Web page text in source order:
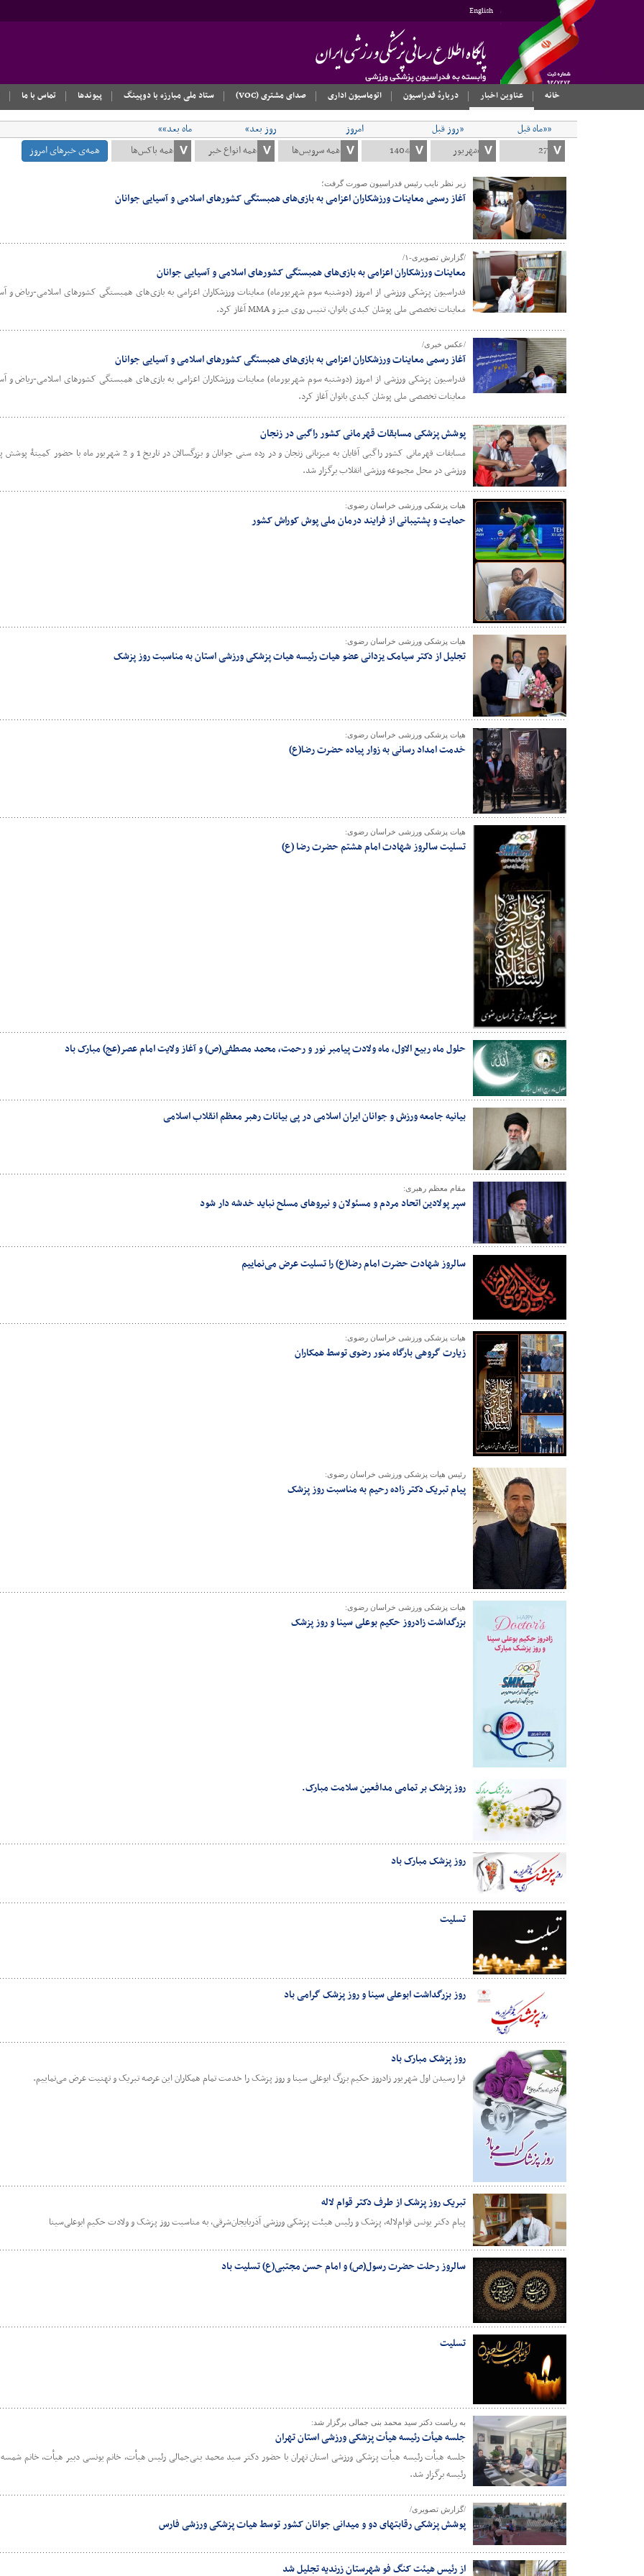
English
خانه
عناوین اخبار دربارهٔ فدراسیون اتوماسیون اداری صدای مشتری (VOC) ستاد ملی مبارزه با دوپینگ پیوندها تماس با ما
««ماه قبل «روز قبل امروز روز بعد»
ماه بعد»»
همه‌ی خبرهای امروز
زیر نظر نایب رئیس فدراسیون صورت گرفت؛
آغاز رسمی معاینات ورزشکاران اعزامی به بازی‌های همبستگی کشورهای اسلامی و آسیایی جوانان
/گزارش تصویری-۱/
معاینات ورزشکاران اعزامی به بازی‌های همبستگی کشورهای اسلامی و آسیایی جوانان
فدراسیون پزشکی ورزشی از امروز (دوشنبه سوم شهریورماه) معاینات ورزشکاران اعزامی به بازی‌های همبستگی کشورهای اسلامی-ریاض و
معاینات تخصصی ملی پوشان کبدی بانوان، تنیس روی میز و MMA آغاز کرد.
/عکس خبری/
آغاز رسمی معاینات ورزشکاران اعزامی به بازی‌های همبستگی کشورهای اسلامی و آسیایی جوانان
فدراسیون پزشکی ورزشی از امروز (دوشنبه سوم شهریورماه) معاینات ورزشکاران اعزامی به بازی‌های همبستگی کشورهای اسلامی-ریاض و
معاینات تخصصی ملی پوشان کبدی بانوان آغاز کرد.
پوشش پزشکی مسابقات قهرمانی کشور راگبی در زنجان
مسابقات قهرمانی کشور راگبی آقایان به میزبانی زنجان و در رده سنی جوانان و
ورزشی در محل مجموعه ورزشی انقلاب برگزار شد.
هیات پزشکی ورزشی خراسان رضوی:
حمایت و پشتیبانی از فرایند درمان ملی پوش کوراش کشور
هیات پزشکی ورزشی خراسان رضوی:
تجلیل از دکتر سیامک یزدانی عضو هیات رئیسه هیات پزشکی ورزشی استان به مناسبت روز پزشک
هیات پزشکی ورزشی خراسان رضوی:
خدمت امداد رسانی به زوار پیاده حضرت رضا(ع)
هیات پزشکی ورزشی خراسان رضوی:
تسلیت سالروز شهادت امام هشتم حضرت رضا (ع)
حلول ماه ربیع الاول، ماه ولادت پیامبر نور و رحمت، محمد مصطفی(ص) و آغاز ولایت امام عصر(عج) مبارک باد
بیانیه جامعه ورزش و جوانان ایران اسلامی در پی بیانات رهبر معظم انقلاب اسلامی
مقام معظم رهبری:
سپر پولادین اتحاد مردم و مسئولان و نیروهای مسلح نباید خدشه دار شود
سالروز شهادت حضرت امام رضا(ع) را تسلیت عرض می‌نماییم
هیات پزشکی ورزشی خراسان رضوی:
زیارت گروهی بارگاه منور رضوی توسط همکاران
رئیس هیات پزشکی ورزشی خراسان رضوی:
پیام تبریک دکتر زاده رحیم به مناسبت روز پزشک
هیات پزشکی ورزشی خراسان رضوی:
بزرگداشت زادروز حکیم بوعلی سینا و روز پزشک
روز پزشک بر تمامی مدافعین سلامت مبارک.
روز پزشک مبارک باد
تسلیت
روز بزرگداشت ابوعلی سینا و روز پزشک گرامی باد
روز پزشک مبارک باد
فرا رسیدن اول شهریور زادروز حکیم بزرگ ابوعلی سینا و روز پزشک را خدمت تمام همکاران این عرصه تبریک و تهنیت عرض می‌نماییم.
تبریک روز پزشک از طرف دکتر قوام لاله
پیام دکتر یونس قوام‌لاله، پزشک و رئیس هیئت پزشکی ورزشی آذربایجان‌شرقی، به مناسبت روز پزشک و ولادت حکیم ابوعلی‌سینا
سالروز رحلت حضرت رسول(ص) و امام حسن مجتبی(ع) تسلیت باد
تسلیت
به ریاست دکتر سید محمد بنی جمالی برگزار شد:
جلسه هیأت رئیسه هیأت پزشکی ورزشی استان تهران
جلسه هیأت رئیسه هیأت پزشکی ورزشی استان تهران با حضور دکتر سید محمد بنی‌جمالی رئیس هیأت، خانم یونسی دبیر هیأت، خانم
رئیسه برگزار شد.
/گزارش تصویری/
پوشش پزشکی رقابتهای دو و میدانی جوانان کشور توسط هیات پزشکی ورزشی فارس
از رئیس هیئت کنگ فو شهرستان زرندیه تجلیل شد